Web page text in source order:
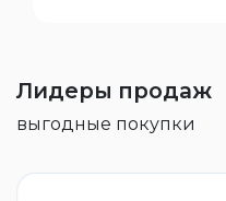
Лидеры продаж
выгодные покупки